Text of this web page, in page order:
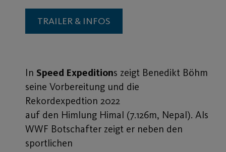
TRAILER & INFOS
In Speed Expeditions zeigt Benedikt Böhm
seine Vorbereitung und die
Rekordexpedtion 2022
auf den Himlung Himal (7.126m, Nepal). Als
WWF Botschafter zeigt er neben den
sportlichen